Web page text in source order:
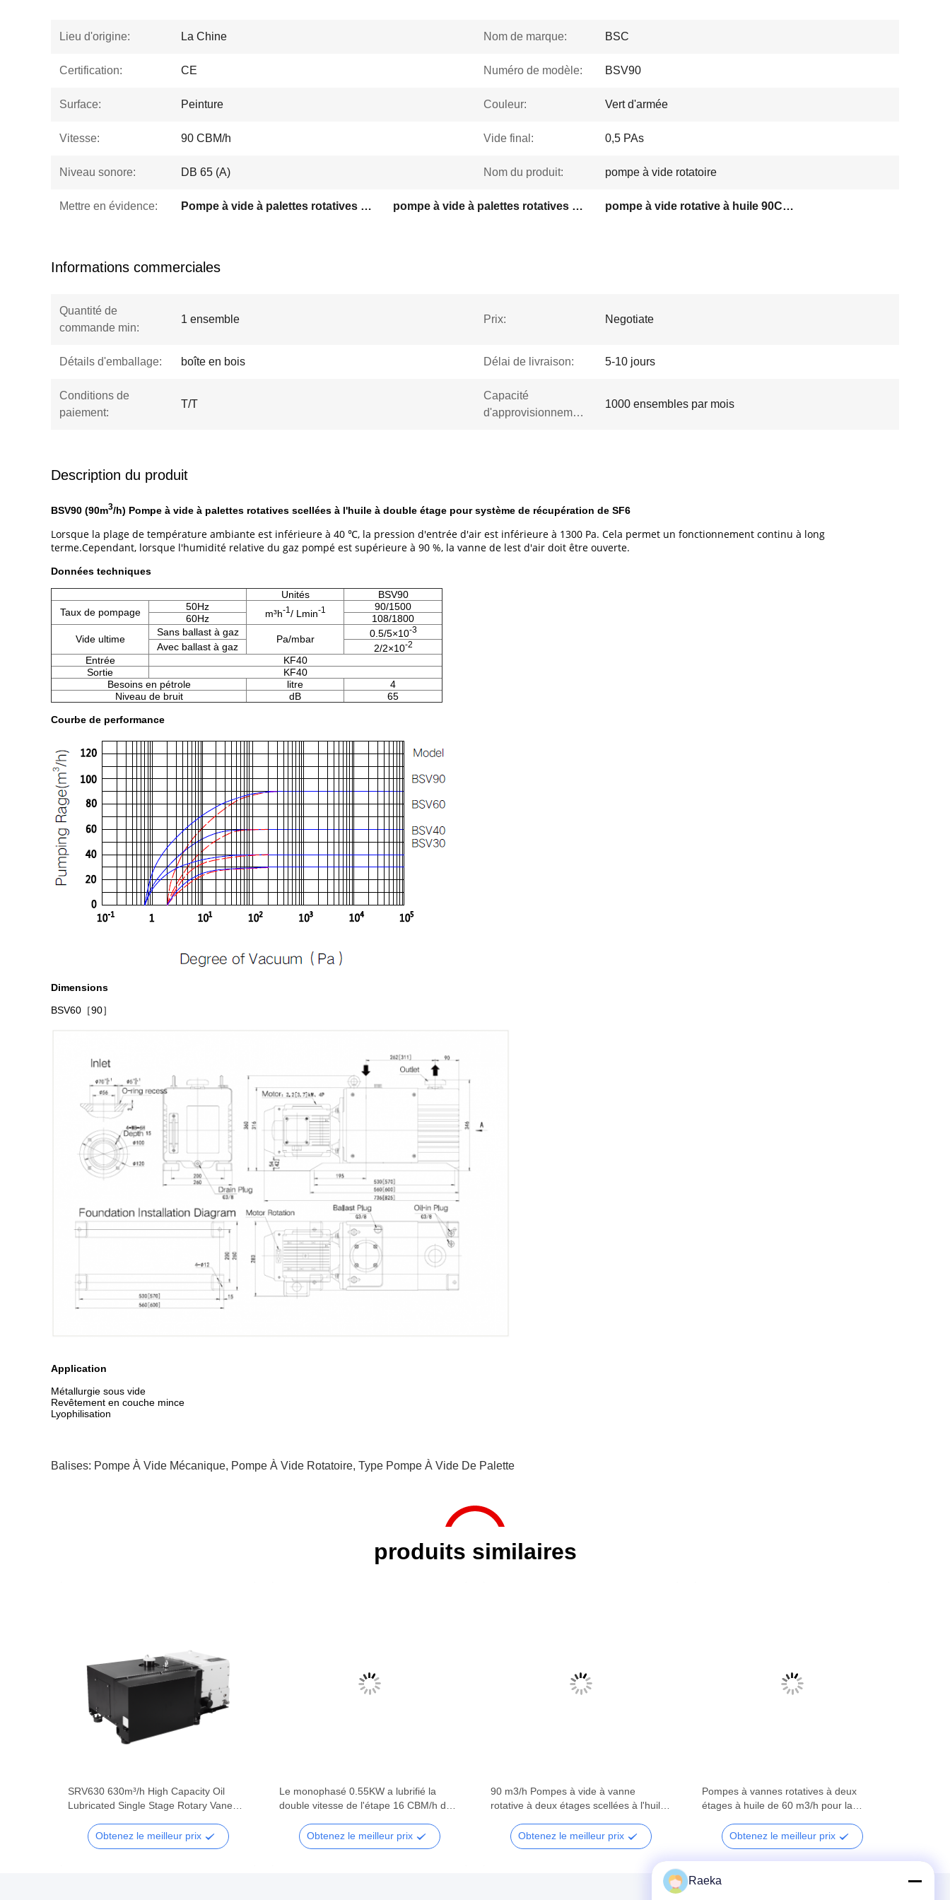
Lieu d'origine: La Chine Nom de marque: BSC
Certification: CE Numéro de modèle: BSV90
Surface: Peinture Couleur: Vert d'armée
Vitesse: 90 CBM/h Vide final: 0,5 PAs
Niveau sonore: DB 65 (A) Nom du produit: pompe à vide rotatoire
Mettre en évidence: Pompe à vide à palettes rotatives à 2 étages pompe à vide à palettes rotatives 90CBM/h pompe à vide rotative à huile 90CBM/h
Informations commerciales
Quantité de
commande min:
1 ensemble Prix: Negotiate
Détails d'emballage: boîte en bois Délai de livraison: 5-10 jours
Conditions de
paiement:
T/T
Capacité
d'approvisionnement:
1000 ensembles par mois
Description du produit
BSV90 (90m3/h) Pompe à vide à palettes rotatives scellées à l'huile à double étage pour système de récupération de SF6
Lorsque la plage de température ambiante est inférieure à 40 ℃, la pression d'entrée d'air est inférieure à 1300 Pa. Cela permet un fonctionnement continu à long
terme.Cependant, lorsque l'humidité relative du gaz pompé est supérieure à 90 %, la vanne de lest d'air doit être ouverte.
​Données techniques
Unités
BSV90
Taux de pompage
50Hz
m³h-1 / Lmin-1
90/1500
60Hz
108/1800
Vide ultime
Sans ballast à gaz
Pa/mbar
0.5/5×10-3
Avec ballast à gaz 2/2×10-2
Entrée
KF40
Sortie
KF40
Besoins en pétrole
litre
4
Niveau de bruit
dB 65
Courbe de performance
Dimensions
BSV60 ［90］
Application
Métallurgie sous vide
Revêtement en couche mince
Lyophilisation
Balises: Pompe À Vide Mécanique, Pompe À Vide Rotatoire, Type Pompe À Vide De Palette
produits similaires
SRV630 630m³/h High Capacity Oil
Lubricated Single Stage Rotary Vane
Obtenez le meilleur prix
Le monophasé 0.55KW a lubrifié la
double vitesse de l'étape 16 CBM/h de
Obtenez le meilleur prix
90 m3/h Pompes à vide à vanne
rotative à deux étages scellées à l'huile
Obtenez le meilleur prix
Pompes à vannes rotatives à deux
étages à huile de 60 m3/h pour la
Obtenez le meilleur prix
Raeka